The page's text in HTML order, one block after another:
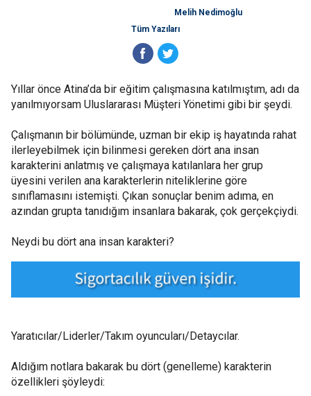
Melih Nedimoğlu
Tüm Yazıları
Yıllar önce Atina’da bir eğitim çalışmasına katılmıştım, adı da
yanılmıyorsam Uluslararası Müşteri Yönetimi gibi bir şeydi.
Çalışmanın bir bölümünde, uzman bir ekip iş hayatında rahat
ilerleyebilmek için bilinmesi gereken dört ana insan
karakterini anlatmış ve çalışmaya katılanlara her grup
üyesini verilen ana karakterlerin niteliklerine göre
sınıflamasını istemişti. Çıkan sonuçlar benim adıma, en
azından grupta tanıdığım insanlara bakarak, çok gerçekçiydi.
Neydi bu dört ana insan karakteri?
Yaratıcılar/Liderler/Takım oyuncuları/Detaycılar.
Aldığım notlara bakarak bu dört (genelleme) karakterin
özellikleri şöyleydi: